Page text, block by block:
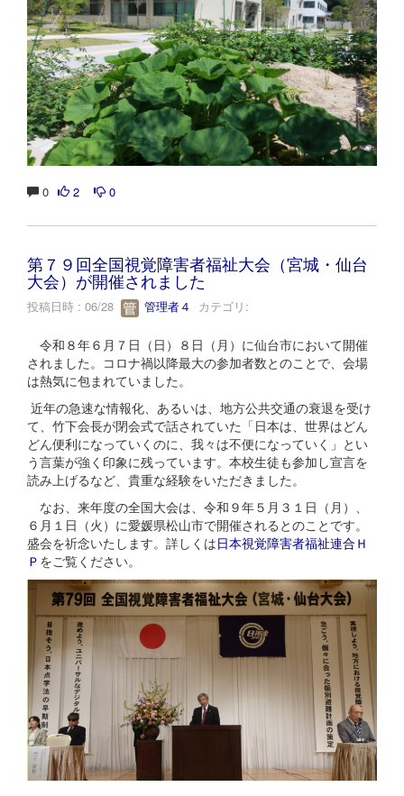
0 2 0
第７９回全国視覚障害者福祉大会（宮城・仙台
大会）が開催されました
投稿日時 : 06/28 管理者４ カテゴリ:
令和８年６月７日（日）８日（月）に仙台市において開催
されました。コロナ禍以降最大の参加者数とのことで、会場
は熱気に包まれていました。
近年の急速な情報化、あるいは、地方公共交通の衰退を受け
て、竹下会長が閉会式で話されていた「日本は、世界はどん
どん便利になっていくのに、我々は不便になっていく」とい
う言葉が強く印象に残っています。本校生徒も参加し宣言を
読み上げるなど、貴重な経験をいただきました。
なお、来年度の全国大会は、令和９年５月３１日（月）、
６月１日（火）に愛媛県松山市で開催されるとのことです。
盛会を祈念いたします。詳しくは日本視覚障害者福祉連合Ｈ
Ｐ をご覧ください。